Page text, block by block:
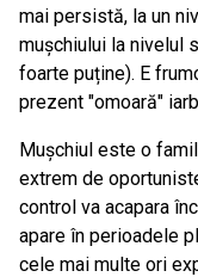
mai persistă, la un
mușchiului la nivelul
foarte puține). E
prezent "omoară"
Mușchiul este o
extrem de
control va acapara
apare în perioadele
cele mai multe ori